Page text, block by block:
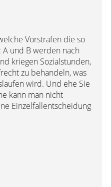
Vorstrafen die so
A und B werden nach
kriegen Sozialstunden,
zu behandeln, was
wird. Und ehe Sie
kann man nicht
Einzelfallentscheidung